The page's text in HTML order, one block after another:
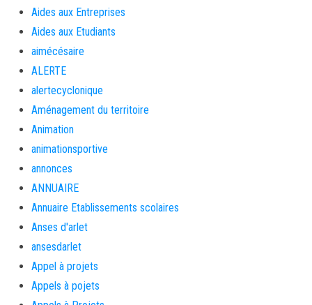
Aides aux Entreprises
Aides aux Etudiants
aimécésaire
ALERTE
alertecyclonique
Aménagement du territoire
Animation
animationsportive
annonces
ANNUAIRE
Annuaire Etablissements scolaires
Anses d'arlet
ansesdarlet
Appel à projets
Appels à pojets